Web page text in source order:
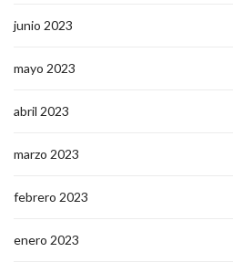
junio 2023
mayo 2023
abril 2023
marzo 2023
febrero 2023
enero 2023